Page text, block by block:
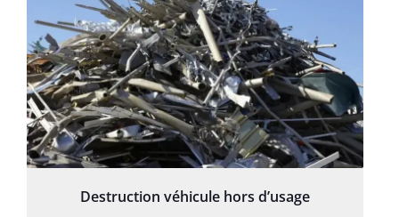
Destruction véhicule hors d’usage